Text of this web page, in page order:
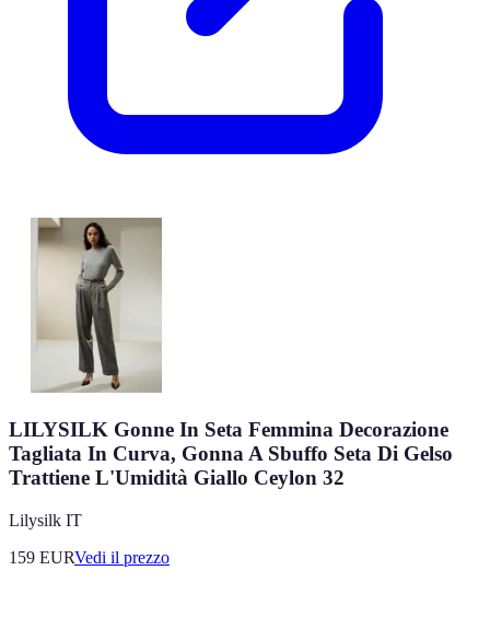
LILYSILK Gonne In Seta Femmina Decorazione
Tagliata In Curva, Gonna A Sbuffo Seta Di Gelso
Trattiene L'Umidità Giallo Ceylon 32
Lilysilk IT
159 EURVedi il prezzo